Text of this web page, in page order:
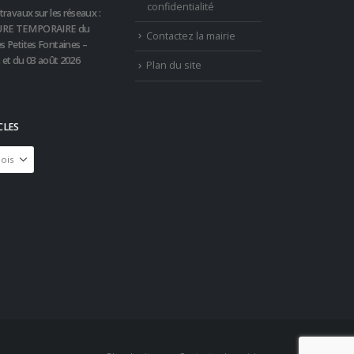
sur les réseaux :
TEMPORAIRE du
Petites Fontaines –
du 03 août 2026
confidentialité
Contactez la mairie
Plan du site